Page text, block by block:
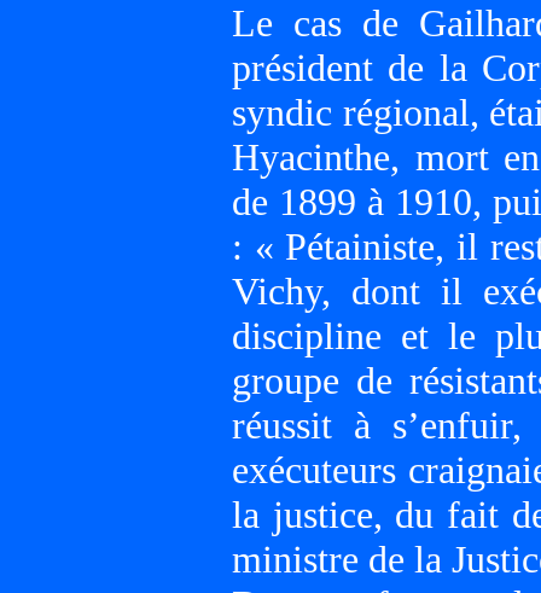
Le cas de
président de la
syndic régional,
Hyacinthe, mort
de 1899 à 1910,
: « Pétainiste, il
Vichy, dont il
discipline et le
groupe de
réussit à
exécuteurs
la justice, du fait
ministre de la